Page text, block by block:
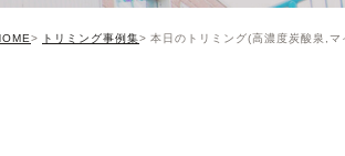
トリミング事例集 本日のトリミング(高濃度炭酸泉,マ